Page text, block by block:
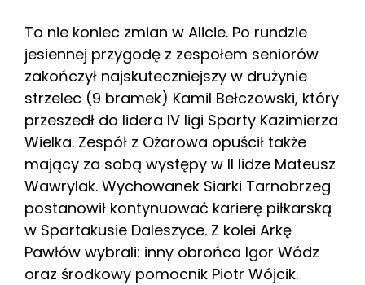
To nie koniec zmian w Alicie. Po rundzie
jesiennej przygodę z zespołem seniorów
zakończył najskuteczniejszy w drużynie
strzelec (9 bramek) Kamil Bełczowski, który
przeszedł do lidera IV ligi Sparty Kazimierza
Wielka. Zespół z Ożarowa opuścił także
mający za sobą występy w II lidze Mateusz
Wawrylak. Wychowanek Siarki Tarnobrzeg
postanowił kontynuować karierę piłkarską
w Spartakusie Daleszyce. Z kolei Arkę
Pawłów wybrali: inny obrońca Igor Wódz
oraz środkowy pomocnik Piotr Wójcik.